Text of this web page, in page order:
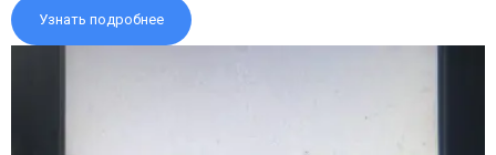
Узнать подробнее